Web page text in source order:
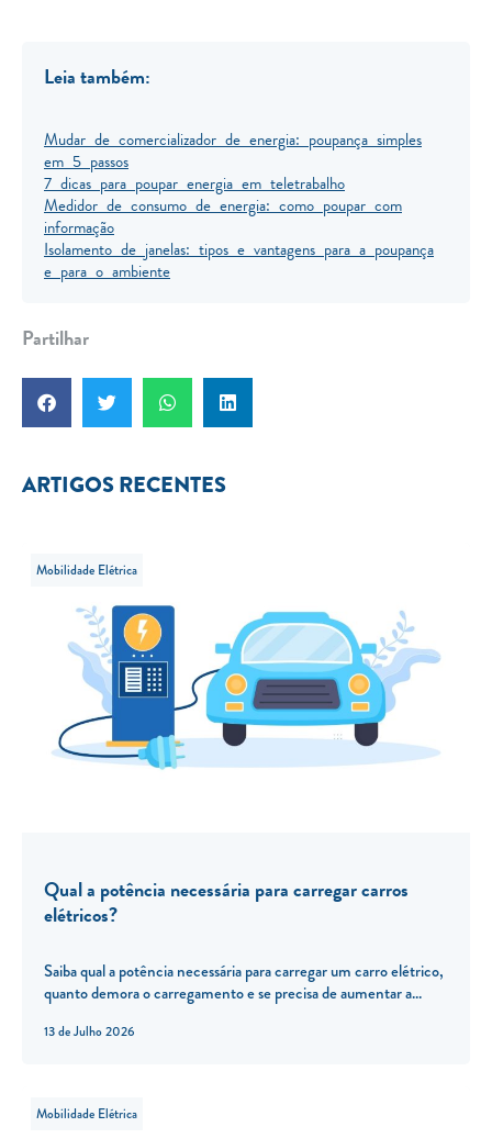
Leia também:
Mudar de comercializador de energia: poupança simples
em 5 passos
7 dicas para poupar energia em teletrabalho
Medidor de consumo de energia: como poupar com
informação
Isolamento de janelas: tipos e vantagens para a poupança
e para o ambiente
Partilhar
ARTIGOS RECENTES
13 de Julho 2026
Mobilidade Elétrica
Qual a potência necessária para carregar carros
elétricos?
Saiba qual a potência necessária para carregar um carro elétrico,
quanto demora o carregamento e se precisa de aumentar a...
Mobilidade Elétrica